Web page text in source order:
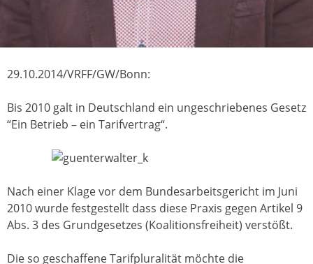
29.10.2014/VRFF/GW/Bonn:
Bis 2010 galt in Deutschland ein ungeschriebenes Gesetz
“Ein Betrieb – ein Tarifvertrag“.
Nach einer Klage vor dem Bundesarbeitsgericht im Juni
2010 wurde festgestellt dass diese Praxis gegen Artikel 9
Abs. 3 des Grundgesetzes (Koalitionsfreiheit) verstößt.
Die so geschaffene Tarifpluralität möchte die